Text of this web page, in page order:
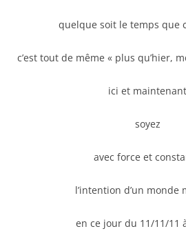
quelque soit le temps que
c’est tout de même « plus qu’hier,
ici et maintenant
soyez
avec force et
l’intention d’un monde
en ce jour du 11/11/11